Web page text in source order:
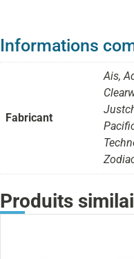
Informations
Fabricant
Ais,
Produits